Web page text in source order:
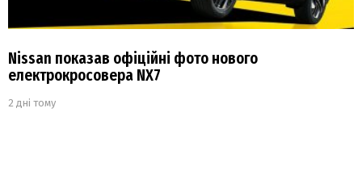
Nissan показав офіційні фото нового
електрокросовера NX7
2 дні тому